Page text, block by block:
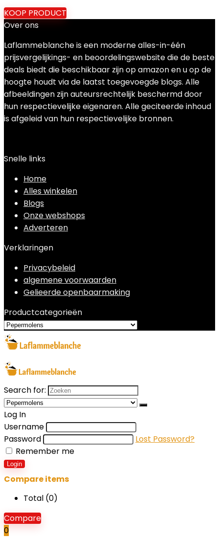
KOOP PRODUCT
Over ons
Laflammeblanche is een moderne alles-in-één
prijsvergelijkings- en beoordelingswebsite die de beste
deals biedt die beschikbaar zijn op amazon en u op de
hoogte houdt via de laatst toegevoegde blogs. Alle
afbeeldingen zijn auteursrechtelijk beschermd door
hun respectievelijke eigenaren. Alle geciteerde inhoud
is afgeleid van hun respectievelijke bronnen.
Snelle links
Home
Alles winkelen
Blogs
Onze webshops
Adverteren
Verklaringen
Privacybeleid
algemene voorwaarden
Gelieerde openbaarmaking
Productcategorieën
Search for:
Log In
Username
Password
Lost Password?
Remember me
Login
Compare items
Total (0)
Compare
0